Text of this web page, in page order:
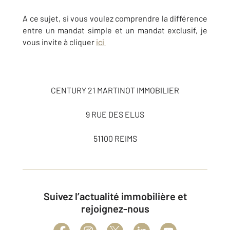
A ce sujet, si vous voulez comprendre la différence
entre un mandat simple et un mandat exclusif, je
vous invite à cliquer ici
CENTURY 21 MARTINOT IMMOBILIER
9 RUE DES ELUS
51100 REIMS
Suivez l’actualité immobilière et
rejoignez-nous